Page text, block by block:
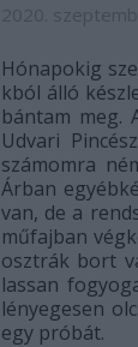
Hónapokig
kból álló
bántam meg.
Udvari
számomra
Árban
van, de a
műfajban
osztrák bort
lassan
lényegesen
egy próbát.